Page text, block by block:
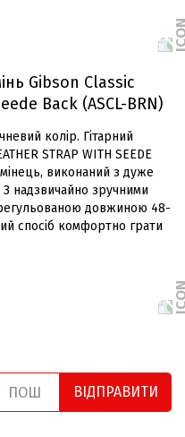
Gibson Classic
Back (ASCL-BRN)
колір. Гітарний
STRAP WITH SEEDE
виконаний з дуже
З надзвичайно зручними
довжиною 48-
спосіб комфортно грати
ВІДПРАВИТИ